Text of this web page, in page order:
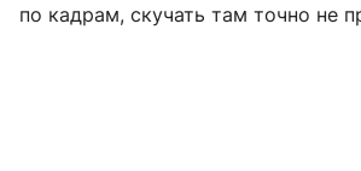
по кадрам, скучать там точно не